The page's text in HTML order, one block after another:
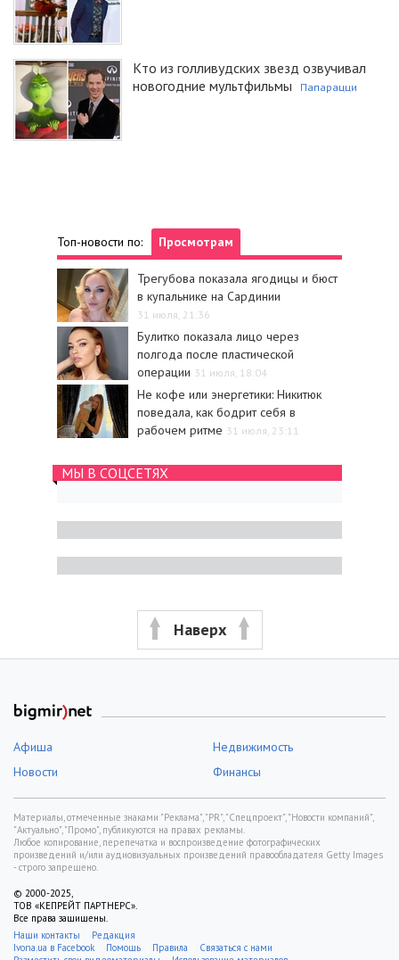
Кто из голливудских звезд озвучивал
новогодние мультфильмы
Папарацци
Топ-новости по: Просмотрам
Трегубова показала ягодицы и бюст
в купальнике на Сардинии
31 июля, 21:36
Булитко показала лицо через
полгода после пластической
операции 31 июля, 18:04
Не кофе или энергетики: Никитюк
поведала, как бодрит себя в
рабочем ритме 31 июля, 23:11
МЫ В СОЦСЕТЯХ
Наверх
Афиша
Недвижимость
Новости
Финансы
Материалы, отмеченные знаками "Реклама", "PR", "Спецпроект", "Новости компаний",
"Актуально", "Промо", публикуются на правах рекламы.
Любое копирование, перепечатка и воспроизведение фотографических
произведений и/или аудиовизуальных произведений правообладателя Getty Images
- строго запрещено.
© 2000-2025,
ТОВ «КЕПРЕЙТ ПАРТНЕРС».
Все права защищены.
Наши контакты
Редакция
Ivona.ua в Facebook
Помощь Правила
Связаться с нами